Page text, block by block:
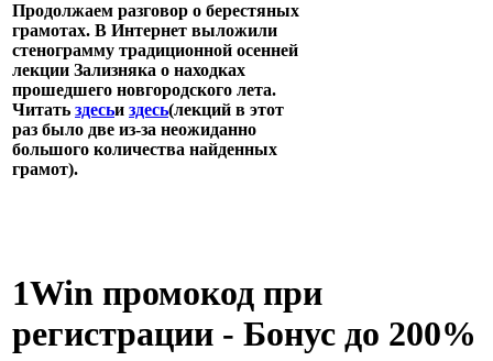
Продолжаем разговор о берестяных
грамотах. В Интернет выложили
стенограмму традиционной осенней
лекции Зализняка о находках
прошедшего новгородского лета.
Читать здесьи здесь(лекций в этот
раз было две из-за неожиданно
большого количества найденных
грамот).
1Win промокод при
регистрации - Бонус до 200%